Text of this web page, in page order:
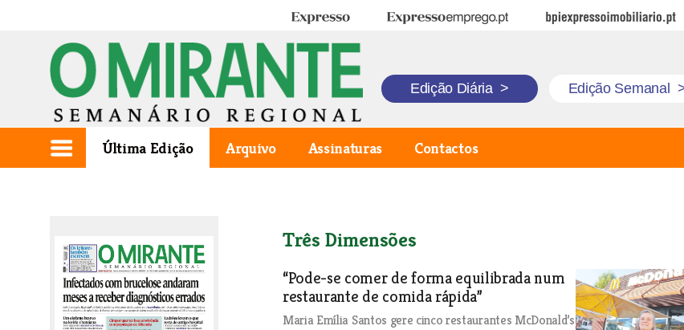
Expresso Expresso Emprego BPI Expresso Imobiliário
Edição Diária > Edição Semanal
Última Edição Arquivo Assinaturas Contactos
Três Dimensões
“Pode-se comer de forma equilibrada num
restaurante de comida rápida”
Maria Emília Santos gere cinco restaurantes McDonald’s